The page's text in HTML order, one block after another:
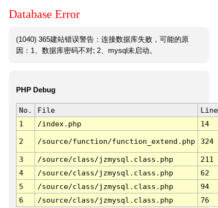
Database Error
(1040) 365建站错误警告：连接数据库失败，可能的原
因：1、数据库密码不对; 2、mysql未启动。
PHP Debug
No. File
Line
1
/index.php 14
2 /source/function/function_extend.php 324
3 /source/class/jzmysql.class.php
211
4
/source/class/jzmysql.class.php
62
5
/source/class/jzmysql.class.php
94
6
/source/class/jzmysql.class.php 76